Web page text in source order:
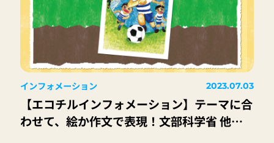
インフォメーション 2023.07.03
【エコチルインフォメーション】テーマに合
わせて、絵か作文で表現！文部科学省 他後